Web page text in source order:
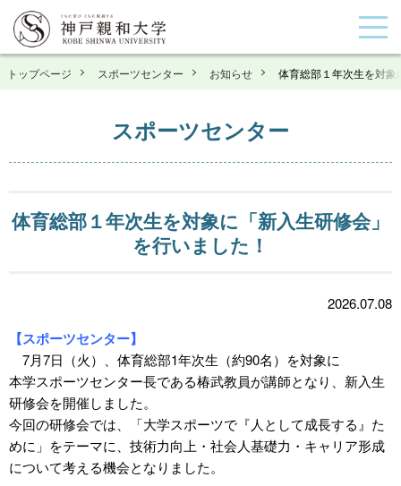
トップページ スポーツセンター お知らせ 体育総部１年次生を対
スポーツセンター
体育総部１年次生を対象に「新入生研修会」
を行いました！
2026.07.08
【スポーツセンター】
7月7日（火）、体育総部1年次生（約90名）を対象に
本学スポーツセンター長である椿武教員が講師となり、新入生
研修会を開催しました。
今回の研修会では、「大学スポーツで『人として成長する』た
めに」をテーマに、技術力向上・社会人基礎力・キャリア形成
について考える機会となりました。